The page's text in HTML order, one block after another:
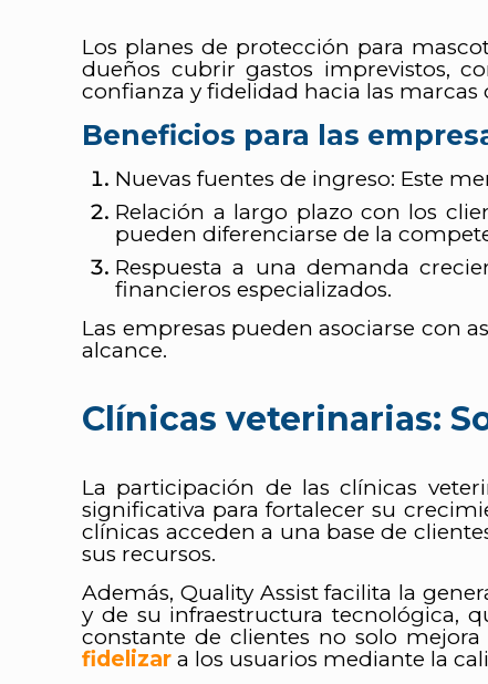
Los planes de protección para
dueños cubrir gastos imprevistos,
confianza y fidelidad hacia las marcas
Beneficios para las
Nuevas fuentes de ingreso: Este
Relación a largo plazo con los
pueden diferenciarse de la
Respuesta a una demanda
financieros especializados.
Las empresas pueden asociarse con
alcance.
Clínicas veterinarias:
La participación de las clínicas
significativa para fortalecer su
clínicas acceden a una base de
sus recursos.
Además, Quality Assist facilita la
y de su infraestructura tecnológica,
constante de clientes no solo
fidelizar a los usuarios mediante la